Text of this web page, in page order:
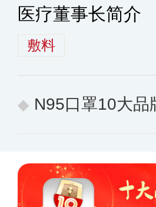
医疗董事长简介
敷料
N95口罩10大品